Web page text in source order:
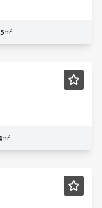
m²
m²
Mobiliado